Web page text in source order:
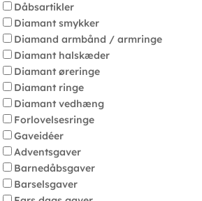
Dåbsartikler
Diamant smykker
Diamand armbånd / armringe
Diamant halskæder
Diamant øreringe
Diamant ringe
Diamant vedhæng
Forlovelsesringe
Gaveidéer
Adventsgaver
Barnedåbsgaver
Barselsgaver